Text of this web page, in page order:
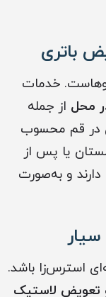
باتری
خدمات
محل از جمله
در قم محسوب
یا پس از
دارند و به‌صورت
استرس‌زا باشد.
تعویض لاستیک